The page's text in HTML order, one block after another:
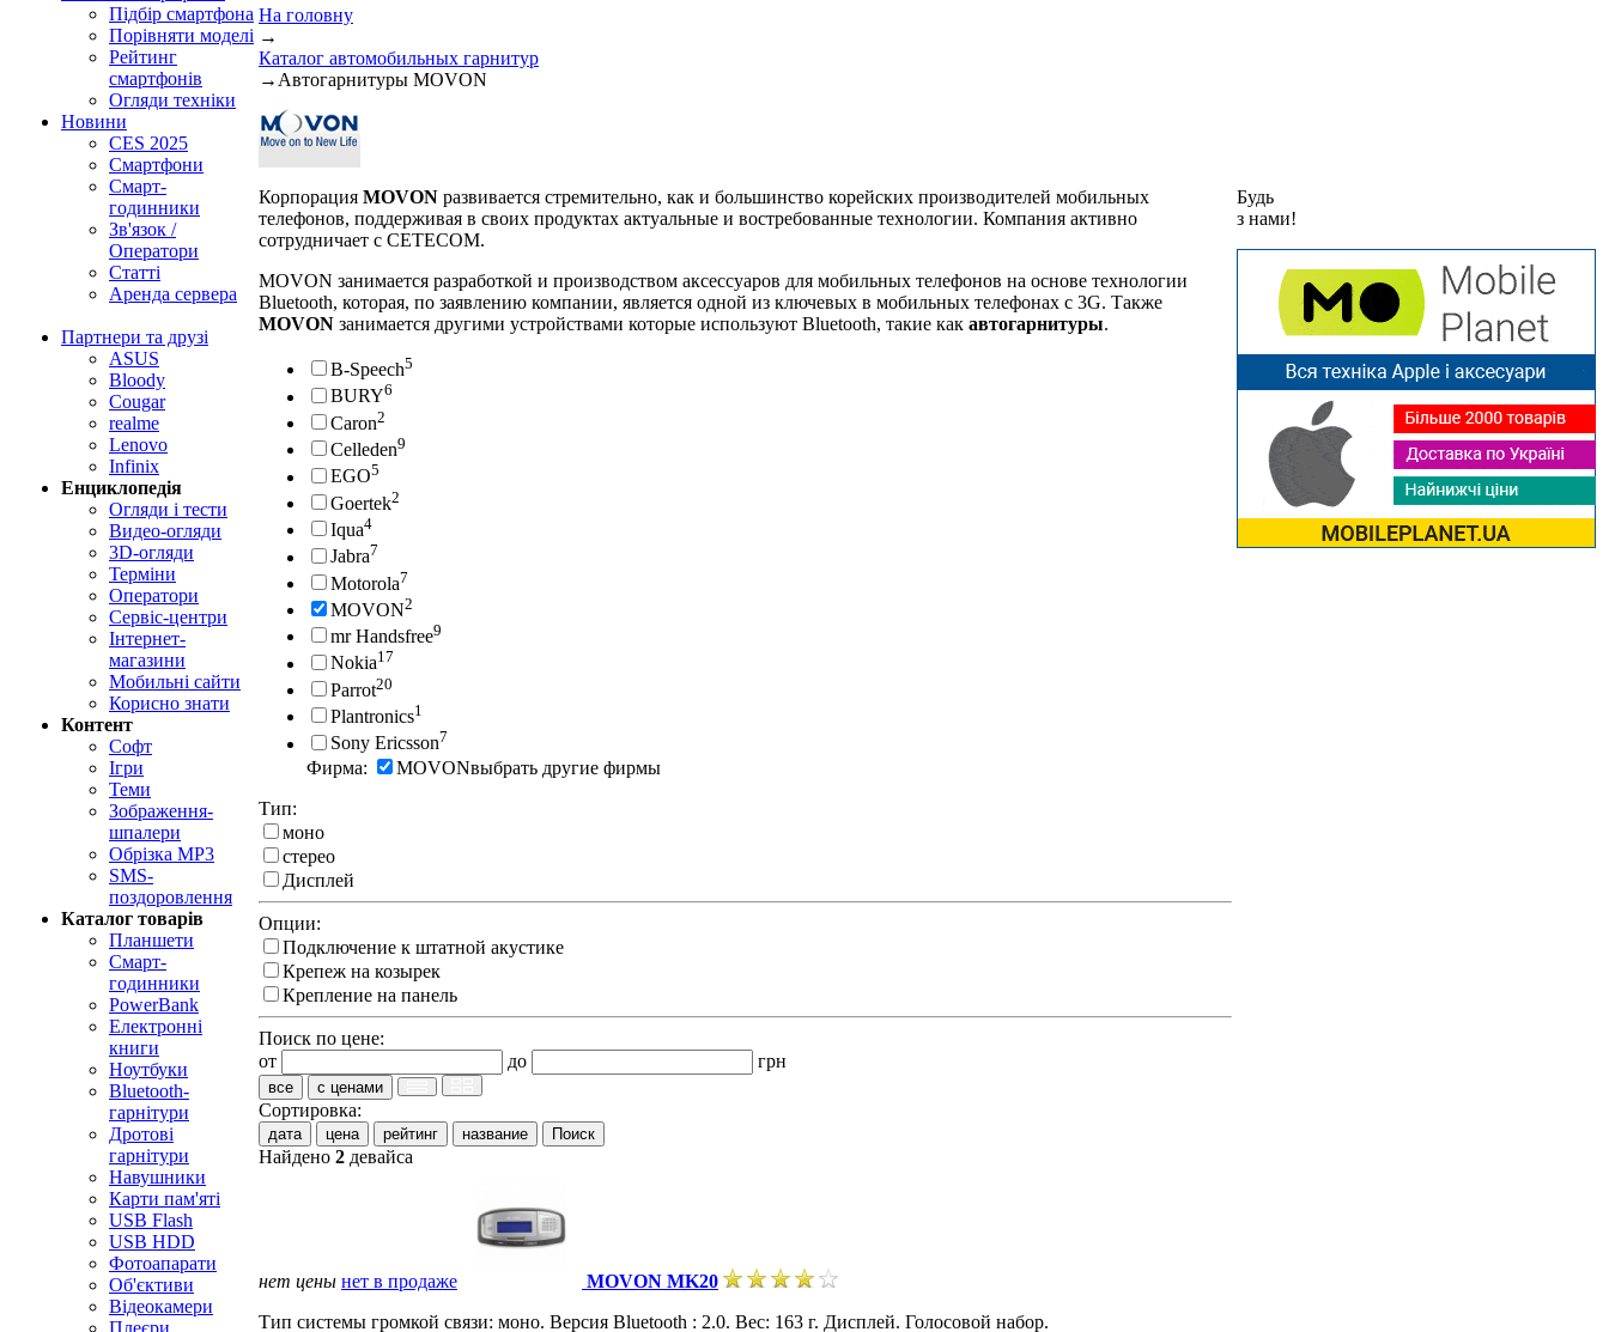
Підбір смартфона
Порівняти моделі
Рейтинг
смартфонів
Огляди техніки
Новини
CES 2025
Смартфони
Смарт-
годинники
Зв'язок /
Оператори
Статті
Аренда сервера
Партнери та друзі
ASUS
Bloody
Cougar
realme
Lenovo
Infinix
Енциклопедія
Огляди і тести
Видео-огляди
3D-огляди
Терміни
Оператори
Сервіс-центри
Інтернет-
магазини
Мобильні сайти
Корисно знати
Контент
Софт
Ігри
Теми
Зображення-
шпалери
Обрізка MP3
SMS-
поздоровлення
Каталог товарів
Планшети
Смарт-
годинники
PowerBank
Електронні
книги
Ноутбуки
Bluetooth-
гарнітури
Дротові
гарнітури
Навушники
Карти пам'яті
USB Flash
USB HDD
Фотоапарати
Об'єктиви
Відеокамери
Плеєри
На головну
→
Каталог автомобильных гарнитур
→ Автогарнитуры MOVON
Корпорация MOVON развивается стремительно, как и большинство корейских производителей мобильных
телефонов, поддерживая в своих продуктах актуальные и востребованные технологии. Компания активно
сотрудничает с CETECOM.
MOVON занимается разработкой и производством аксессуаров для мобильных телефонов на основе технологии
Bluetooth, которая, по заявлению компании, является одной из ключевых в мобильных телефонах с 3G. Также
MOVON занимается другими устройствами которые используют Bluetooth, такие как автогарнитуры.
B-Speech5
BURY6
Caron2
Celleden9
EGO5
Goertek2
Iqua4
Jabra7
Motorola7
MOVON2
mr Handsfree9
Nokia17
Parrot20
Plantronics1
Sony Ericsson7
Фирма: MOVONвыбрать другие фирмы
Тип:
моно
стерео
Дисплей
Опции:
Подключение к штатной акустике
Крепеж на козырек
Крепление на панель
Поиск по цене:
от
до грн
все с ценами
Сортировка:
дата цена рейтинг название
Найдено 2 девайса
нет цены нет в продаже
MOVON MK20
Тип системы громкой связи: моно. Версия Bluetooth : 2.0. Вес: 163 г. Дисплей. Голосовой набор.
Будь
з нами!